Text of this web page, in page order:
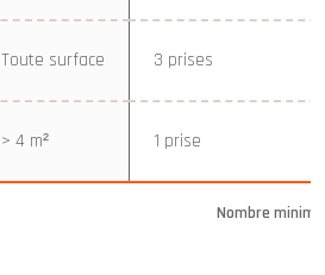
Nombre
Toute surface 3 prises
> 4 m² 1 prise